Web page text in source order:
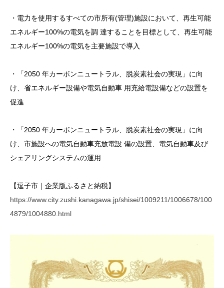
・電力を使用するすべての市所有(管理)施設において、再生可能
エネルギー100%の電気を調 達することを目標として、再生可能
エネルギー100%の電気を主要施設で導入
・「2050 年カーボンニュートラル、脱炭素社会の実現」に向
け、省エネルギー設備や電気自動車 用充給電設備などの設置を
促進
・「2050 年カーボンニュートラル、脱炭素社会の実現」に向
け、市施設への電気自動車充放電設 備の設置、電気自動車及び
シェアリングシステムの運用
【逗子市｜企業版ふるさと納税】
https://www.city.zushi.kanagawa.jp/shisei/1009211/1006678/100
4879/1004880.html